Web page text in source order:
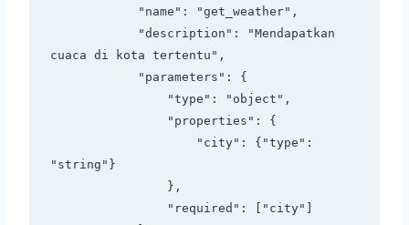
cuaca di kota tertentu",
"string"}